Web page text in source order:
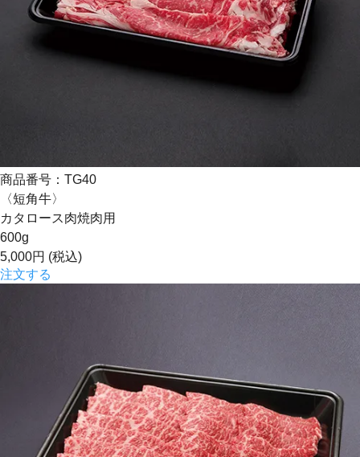
商品番号：TG40
〈短角牛〉
カタロース肉焼肉用
600g
5,000円 (税込)
注文する